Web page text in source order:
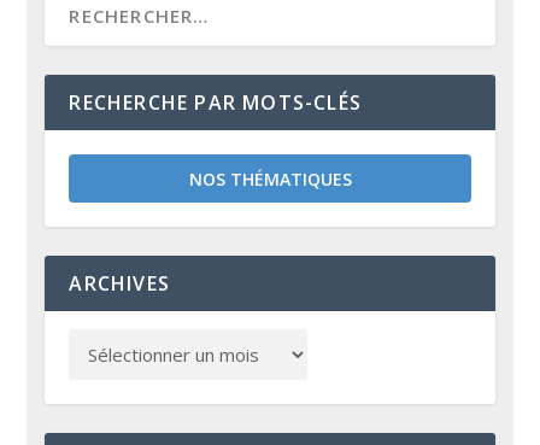
RECHERCHE PAR MOTS-CLÉS
NOS THÉMATIQUES
ARCHIVES